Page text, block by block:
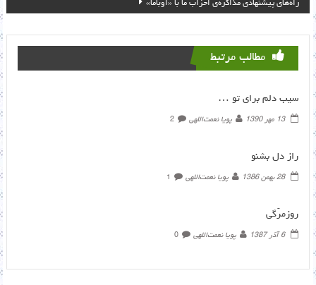
راه‌های پیشنهادی مذاکره‌ی احزاب ما با «اوباما»
مطالب مرتبط
سیب دلم برای تو …
13 مهر 1390 پویا نعمت‌اللهی 2
راز دل بشنو
28 بهمن 1386 پویا نعمت‌اللهی 1
روزمرّگی
6 آذر 1387 پویا نعمت‌اللهی 0